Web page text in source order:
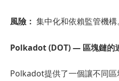
風險： 集中化和依賴監管機構。
Polkadot (DOT) — 區塊鏈的
Polkadot提供了一個讓不同